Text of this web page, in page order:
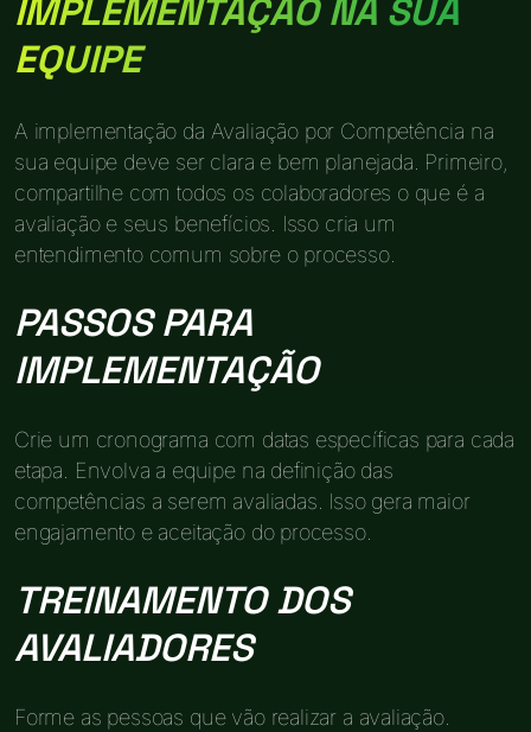
IMPLEMENTAÇÃO NA SUA
EQUIPE
A implementação da Avaliação por Competência na
sua equipe deve ser clara e bem planejada. Primeiro,
compartilhe com todos os colaboradores o que é a
avaliação e seus benefícios. Isso cria um
entendimento comum sobre o processo.
PASSOS PARA
IMPLEMENTAÇÃO
Crie um cronograma com datas específicas para cada
etapa. Envolva a equipe na definição das
competências a serem avaliadas. Isso gera maior
engajamento e aceitação do processo.
TREINAMENTO DOS
AVALIADORES
Forme as pessoas que vão realizar a avaliação.